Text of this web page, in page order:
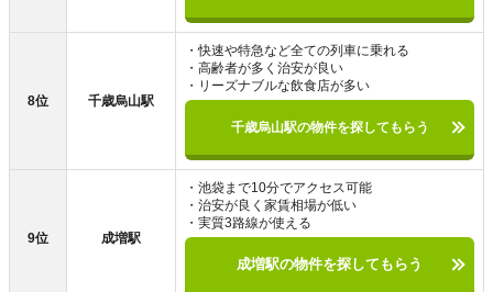
8位 千歳烏山駅
・快速や特急など全ての列車に乗れる
・高齢者が多く治安が良い
・リーズナブルな飲食店が多い
千歳烏山駅の物件を探してもらう
9位 成増駅
・池袋まで10分でアクセス可能
・治安が良く家賃相場が低い
・実質3路線が使える
成増駅の物件を探してもらう